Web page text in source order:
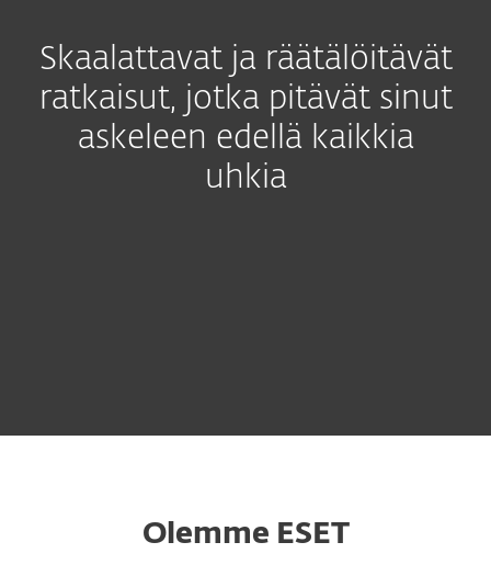
Skaalattavat ja räätälöitävät
ratkaisut, jotka pitävät sinut
askeleen edellä kaikkia
uhkia
Olemme ESET